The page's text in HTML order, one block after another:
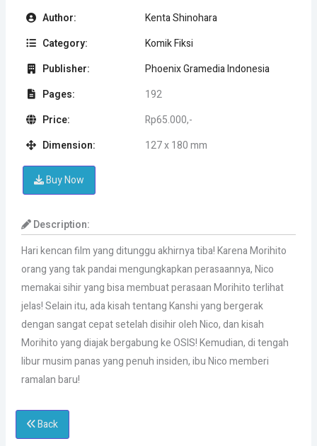
Author:
Kenta Shinohara
Category:
Komik Fiksi
Publisher:
Phoenix Gramedia Indonesia
Pages:
192
Price:
Rp65.000,-
Dimension:
127 x 180 mm
Buy Now
Description:
Hari kencan film yang ditunggu akhirnya tiba! Karena Morihito
orang yang tak pandai mengungkapkan perasaannya, Nico
memakai sihir yang bisa membuat perasaan Morihito terlihat
jelas! Selain itu, ada kisah tentang Kanshi yang bergerak
dengan sangat cepat setelah disihir oleh Nico, dan kisah
Morihito yang diajak bergabung ke OSIS! Kemudian, di tengah
libur musim panas yang penuh insiden, ibu Nico memberi
ramalan baru!
Back